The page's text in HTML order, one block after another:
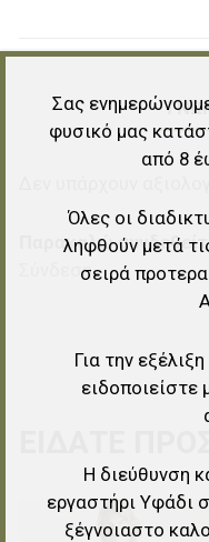
Παρακαλώ
Σύνδεση
Σας
φυσικό μας
από 8
Όλες οι
ληφθούν μετά
σειρά
Για την
ειδοποιείστε
Η διεύθυνση
εργαστήρι Υφάδι
ξέγνοιαστο